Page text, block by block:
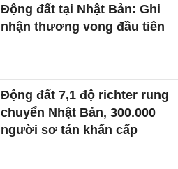
Động đất tại Nhật Bản: Ghi
nhận thương vong đầu tiên
Động đất 7,1 độ richter rung
chuyển Nhật Bản, 300.000
người sơ tán khẩn cấp